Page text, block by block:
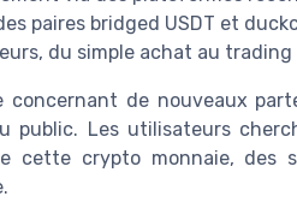
paires bridged USDT et
du simple achat au trading
concernant de nouveaux
public. Les utilisateurs
cette crypto monnaie, des